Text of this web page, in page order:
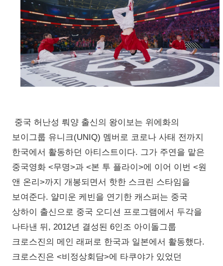
중국 허난성 뤄양 출신의 왕이보는 위에화의
보이그룹 유니크(UNIQ) 멤버로 코로나 사태 전까지
한국에서 활동하던 아티스트이다. 그가 주연을 맡은
중국영화 <무명>과 <본 투 플라이>에 이어 이번 <원
앤 온리>까지 개봉되면서 핫한 스크린 스타임을
보여준다. 얄미운 케빈을 연기한 캐스퍼는 중국
상하이 출신으로 중국 오디션 프로그램에서 두각을
나타낸 뒤, 2012년 결성된 6인조 아이돌그룹
크로스진의 메인 래퍼로 한국과 일본에서 활동했다.
크로스진은 <비정상회담>에 타쿠야가 있었던